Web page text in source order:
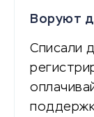
Воруют
Списали